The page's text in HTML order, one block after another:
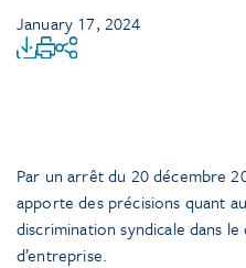
January 17, 2024
Par un arrêt du 20 décembre
apporte des précisions quant
discrimination syndicale dans
d’entreprise.